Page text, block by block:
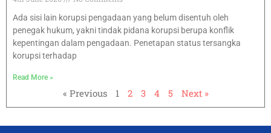
Ada sisi lain korupsi pengadaan yang belum disentuh oleh
penegak hukum, yakni tindak pidana korupsi berupa konflik
kepentingan dalam pengadaan. Penetapan status tersangka
korupsi terhadap
Read More »
« Previous 1 2 3 4 5 Next »